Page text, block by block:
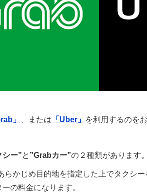
」 、または 「Uber」 を利用するのを
シー”と ”Grabカー”の２種類があります。
らかじめ目的地を指定した上でタクシー
の料金になります。